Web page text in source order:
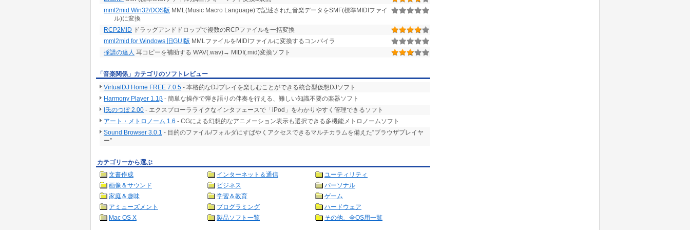
mml2mid Win32/DOS版 MML(Music Macro Language)で記述された音楽データをSMF(標準MIDIファイ
ル)に変換
RCP2MID ドラッグアンドドロップで複数のRCPファイルを一括変換
mml2mid for Windows 旧GUI版 MMLファイルをMIDIファイルに変換するコンパイラ
採譜の達人 耳コピーを補助する WAV(.wav)→ MIDI(.mid)変換ソフト
「音楽関係」カテゴリのソフトレビュー
VirtualDJ Home FREE 7.0.5 - 本格的なDJプレイを楽しむことができる統合型仮想DJソフト
Harmony Player 1.1β - 簡単な操作で弾き語りの伴奏を行える、難しい知識不要の楽器ソフト
I氏のつぼ 2.00 - エクスプローラライクなインタフェースで「iPod」をわかりやすく管理できるソフト
アート・メトロノーム 1.6 - CGによる幻想的なアニメーション表示も選択できる多機能メトロノームソフト
Sound Browser 3.0.1 - 目的のファイル/フォルダにすばやくアクセスできるマルチカラムを備えた“ブラウザプレイヤ
ー”
カテゴリーから選ぶ
文書作成
インターネット＆通信
ユーティリティ
画像＆サウンド
ビジネス
パーソナル
家庭＆趣味
学習＆教育
ゲーム
アミューズメント
プログラミング
ハードウェア
Mac OS X
製品ソフト一覧 その他、全OS用一覧